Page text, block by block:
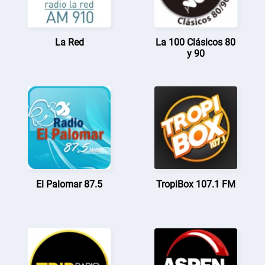
La Red
La 100 Clásicos 80
y 90
El Palomar 87.5 TropiBox 107.1 FM